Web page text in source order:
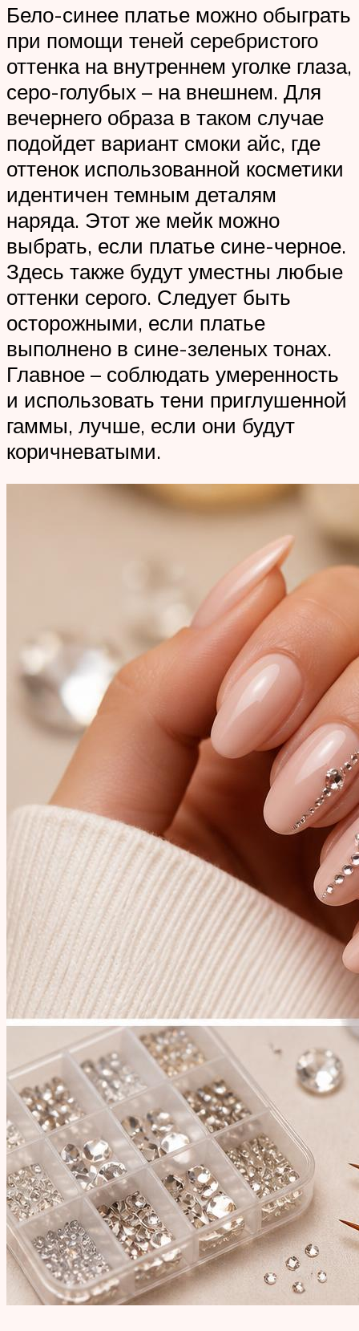
Бело-синее платье можно обыграть
при помощи теней серебристого
оттенка на внутреннем уголке глаза,
серо-голубых – на внешнем. Для
вечернего образа в таком случае
подойдет вариант смоки айс, где
оттенок использованной косметики
идентичен темным деталям
наряда. Этот же мейк можно
выбрать, если платье сине-черное.
Здесь также будут уместны любые
оттенки серого. Следует быть
осторожными, если платье
выполнено в сине-зеленых тонах.
Главное – соблюдать умеренность
и использовать тени приглушенной
гаммы, лучше, если они будут
коричневатыми.